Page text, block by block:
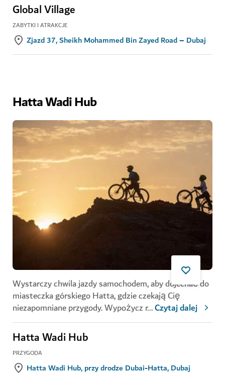
Global Village
ZABYTKI I ATRAKCJE
Zjazd 37, Sheikh Mohammed Bin Zayed Road – Dubaj
Hatta Wadi Hub
Wystarczy chwila jazdy samochodem, aby dojechać do
miasteczka górskiego Hatta, gdzie czekają Cię
niezapomniane przygody. Wypożycz r...Czytaj dalej
Hatta Wadi Hub
PRZYGODA
Hatta Wadi Hub, przy drodze Dubai-Hatta, Dubaj